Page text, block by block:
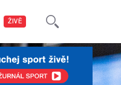
ŽIVĚ